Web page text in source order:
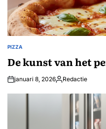
GEPLAATST
PIZZA
De kunst van het
januari 8, 2026Geplaatst
Redactie